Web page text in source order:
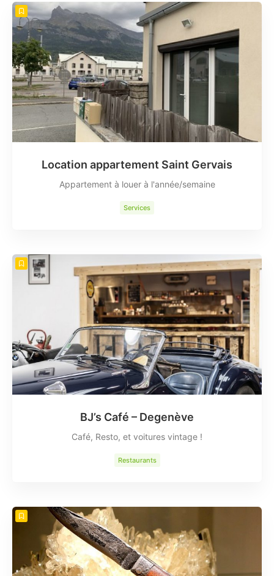
Location appartement Saint Gervais
Appartement à louer à l'année/semaine
Services
BJ’s Café – Degenève
Café, Resto, et voitures vintage !
Restaurants